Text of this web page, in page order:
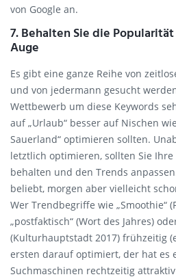
von Google an.
7. Behalten Sie die
Auge
Es gibt eine ganze Reihe von
und von jedermann gesucht
Wettbewerb um diese Keywords
auf „Urlaub“ besser auf Nischen
Sauerland“ optimieren sollten.
letztlich optimieren, sollten Sie Ihre
behalten und den Trends
beliebt, morgen aber vielleicht
Wer Trendbegriffe wie „Smoothie“
„postfaktisch“ (Wort des Jahres)
(Kulturhauptstadt 2017) frühzeitig
ersten darauf optimiert, der hat es
Suchmaschinen rechtzeitig